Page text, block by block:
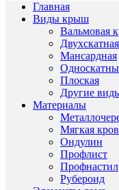
Главная
Виды крыш
Вальмовая
Двухскатная
Мансардная
Плоская
Другие
Материалы
Мягкая
Ондулин
Профлист
Профнастил
Рубероид